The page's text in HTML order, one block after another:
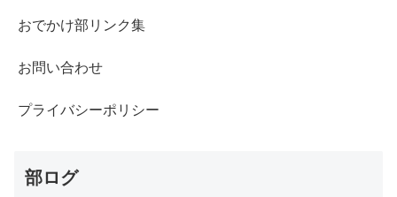
おでかけ部リンク集
お問い合わせ
プライバシーポリシー
部ログ